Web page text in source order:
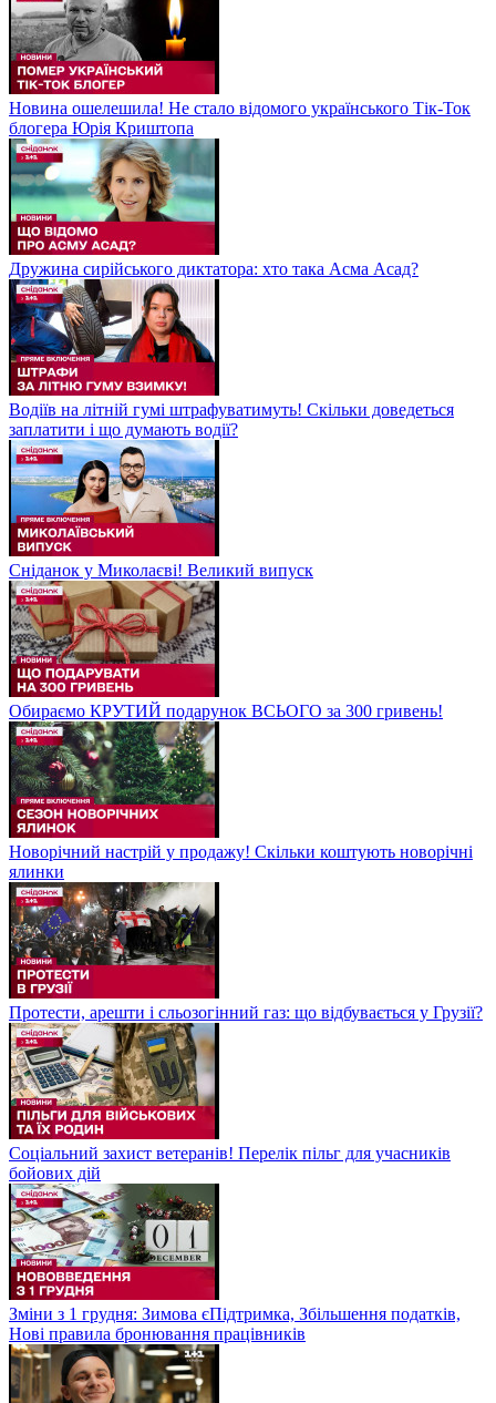
Новина ошелешила! Не стало відомого українського Тік-Ток
блогера Юрія Криштопа
Дружина сирійського диктатора: хто така Асма Асад?
Водіїв на літній гумі штрафуватимуть! Скільки доведеться
заплатити і що думають водії?
Сніданок у Миколаєві! Великий випуск
Обираємо КРУТИЙ подарунок ВСЬОГО за 300 гривень!
Новорічний настрій у продажу! Скільки коштують новорічні
ялинки
Протести, арешти і сльозогінний газ: що відбувається у Грузії?
Соціальний захист ветеранів! Перелік пільг для учасників
бойових дій
Зміни з 1 грудня: Зимова єПідтримка, Збільшення податків,
Нові правила бронювання працівників